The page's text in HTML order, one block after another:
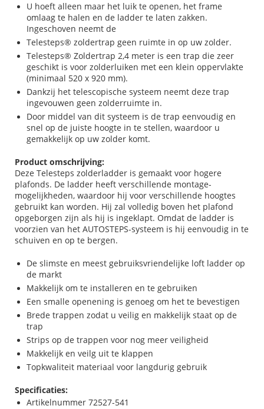
U hoeft alleen maar het luik te openen, het frame
omlaag te halen en de ladder te laten zakken.
Ingeschoven neemt de
Telesteps® zoldertrap geen ruimte in op uw zolder.
Telesteps® Zoldertrap 2,4 meter is een trap die zeer
geschikt is voor zolderluiken met een klein oppervlakte
(minimaal 520 x 920 mm).
Dankzij het telescopische systeem neemt deze trap
ingevouwen geen zolderruimte in.
Door middel van dit systeem is de trap eenvoudig en
snel op de juiste hoogte in te stellen, waardoor u
gemakkelijk op uw zolder komt.
Product omschrijving:
Deze Telesteps zolderladder is gemaakt voor hogere
plafonds. De ladder heeft verschillende montage-
mogelijkheden, waardoor hij voor verschillende hoogtes
gebruikt kan worden. Hij zal volledig boven het plafond
opgeborgen zijn als hij is ingeklapt. Omdat de ladder is
voorzien van het AUTOSTEPS-systeem is hij eenvoudig in te
schuiven en op te bergen.
De slimste en meest gebruiksvriendelijke loft ladder op
de markt
Makkelijk om te installeren en te gebruiken
Een smalle openening is genoeg om het te bevestigen
Brede trappen zodat u veilig en makkelijk staat op de
trap
Strips op de trappen voor nog meer veiligheid
Makkelijk en veilg uit te klappen
Topkwaliteit materiaal voor langdurig gebruik
Specificaties:
Artikelnummer 72527-541